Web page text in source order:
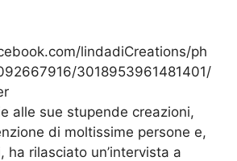
lindadiCreations/ph
3018953961481401/
alle sue stupende creazioni,
di moltissime persone e,
ha rilasciato un’intervista a